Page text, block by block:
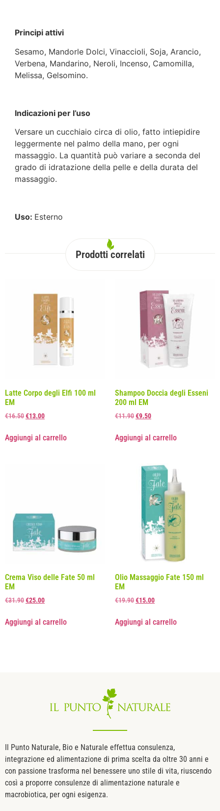
Principi attivi
Sesamo, Mandorle Dolci, Vinaccioli, Soja, Arancio,
Verbena, Mandarino, Neroli, Incenso, Camomilla,
Melissa, Gelsomino.
Indicazioni per l’uso
Versare un cucchiaio circa di olio, fatto intiepidire
leggermente nel palmo della mano, per ogni
massaggio. La quantità può variare a seconda del
grado di idratazione della pelle e della durata del
massaggio.
Uso: Esterno
Prodotti correlati
Latte Corpo degli Elfi 100 ml
EM
€16.50€13.00
Aggiungi al carrello
Shampoo Doccia degli Esseni
200 ml EM
€11.90€9.50
Aggiungi al carrello
Crema Viso delle Fate 50 ml
EM
€31.90€25.00
Aggiungi al carrello
Olio Massaggio Fate 150 ml
EM
€19.90€15.00
Aggiungi al carrello
Il Punto Naturale, Bio e Naturale effettua consulenza,
integrazione ed alimentazione di prima scelta da oltre 30 anni e
con passione trasforma nel benessere uno stile di vita, riuscendo
così a proporre consulenze di alimentazione naturale e
macrobiotica, per ogni esigenza.